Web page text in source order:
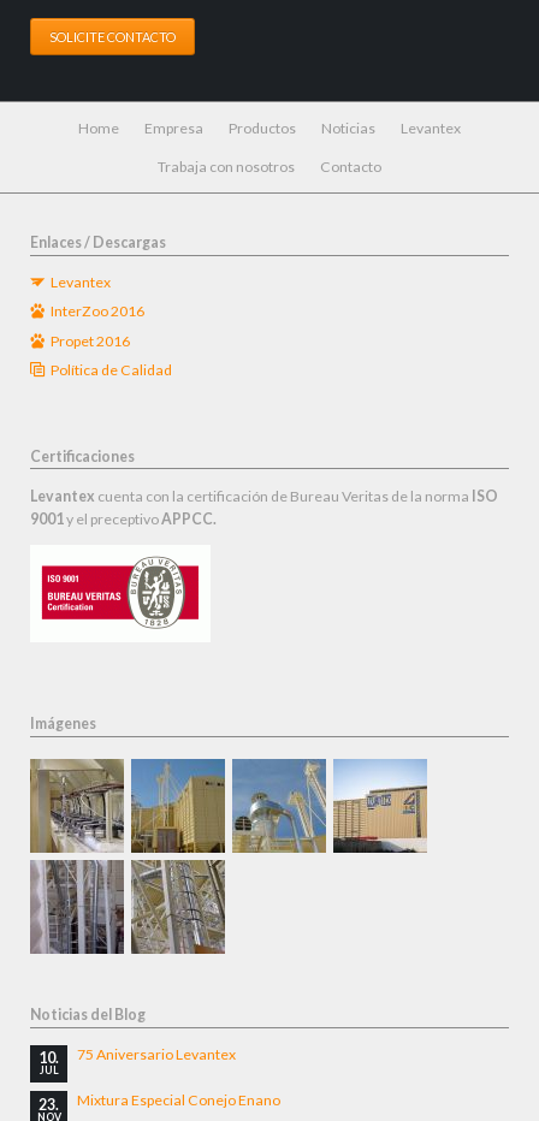
SOLICITE CONTACTO
Saltar
Home Empresa Productos Noticias Levantex
Trabaja con nosotros Contacto
Enlaces / Descargas
Levantex
InterZoo 2016
Propet 2016
Política de Calidad
Certificaciones
Levantex cuenta con la certificación de Bureau Veritas de la norma ISO
9001 y el preceptivoAPPCC.
Imágenes
Noticias del Blog
10.
JUL
75 Aniversario Levantex
23.
NOV
Mixtura Especial Conejo Enano